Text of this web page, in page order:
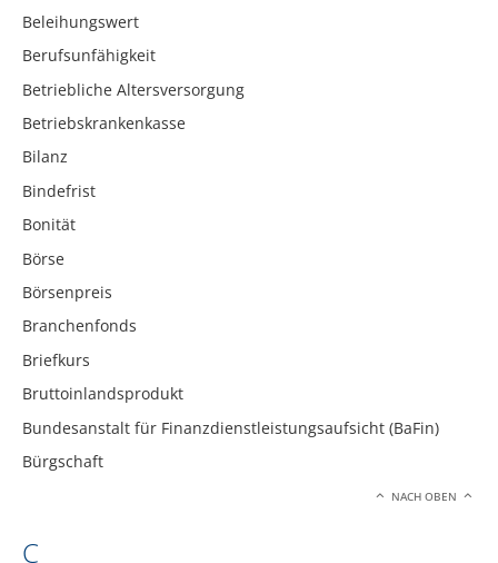
Beleihungswert
Berufsunfähigkeit
Betriebliche Altersversorgung
Betriebskrankenkasse
Bilanz
Bindefrist
Bonität
Börse
Börsenpreis
Branchenfonds
Briefkurs
Bruttoinlandsprodukt
Bundesanstalt für Finanzdienstleistungsaufsicht (BaFin)
Bürgschaft
NACH OBEN
C